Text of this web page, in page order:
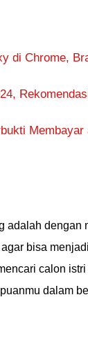
di Chrome,
Membayar
adalah dengan
bisa
calon
dalam